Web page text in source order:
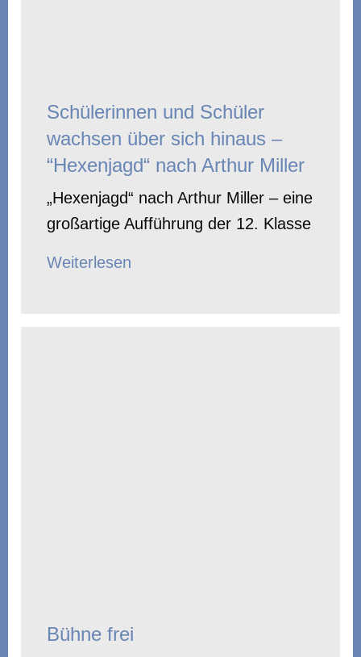
Schülerinnen und Schüler
wachsen über sich hinaus –
“Hexenjagd“ nach Arthur Miller
„Hexenjagd“ nach Arthur Miller – eine
großartige Aufführung der 12. Klasse
Weiterlesen
Bühne frei